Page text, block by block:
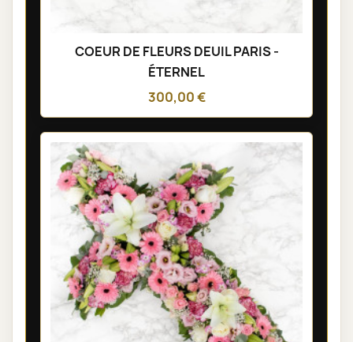
COEUR DE FLEURS DEUIL PARIS -
ÉTERNEL
300,00 €